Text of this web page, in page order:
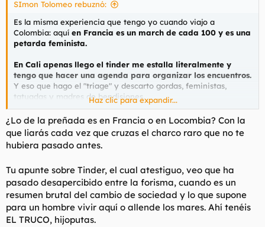
SImon Tolomeo rebuznó:
Es la misma experiencia que tengo yo cuando viajo a
Colombia: aquí en Francia es un march de cada 100 y es una
petarda feminista.
En Cali apenas llego el tinder me estalla literalmente y
tengo que hacer una agenda para organizar los encuentros.
Y eso que hago el "triage" y descarto gordas, feministas,
tatuadas y madres de bendisiones.
Y no soy un adonis, no mido 1'90, si hago ejercicio y tengo un
fisico decente pero la diferencia no es eso sino la receptividad
de las hembras.Ah y mi rango en Tinder es de 18-32
Haz clic para expandir...
¿Lo de la preñada es en Francia o en Locombia? Con la
que liarás cada vez que cruzas el charco raro que no te
hubiera pasado antes.
Tu apunte sobre Tinder, el cual atestiguo, veo que ha
pasado desapercibido entre la forisma, cuando es un
resumen brutal del cambio de sociedad y lo que supone
para un hombre vivir aquí o allende los mares. Ahí tenéis
EL TRUCO, hijoputas.